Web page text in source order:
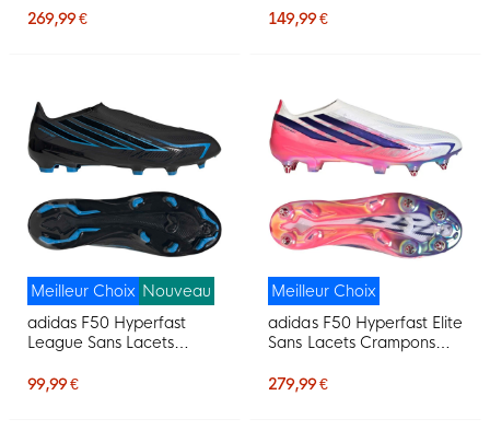
Blanc Mauve Rose
269,99 €
Noir Noir Bleu
149,99 €
Meilleur Choix Nouveau
adidas F50 Hyperfast
League Sans Lacets
Chaussures de Foot (FG)
99,99 €
Meilleur Choix
adidas F50 Hyperfast Elite
Sans Lacets Crampons
(SG) Blanc Mauve Rose
279,99 €